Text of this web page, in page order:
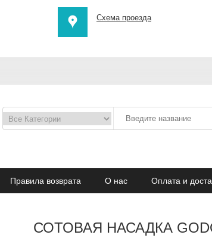
Схема проезда
Правила возврата О нас Оплата и
СОТОВАЯ НАСАДКА